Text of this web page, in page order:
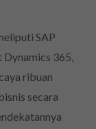
SAP
Dynamics 365,
ribuan
secara